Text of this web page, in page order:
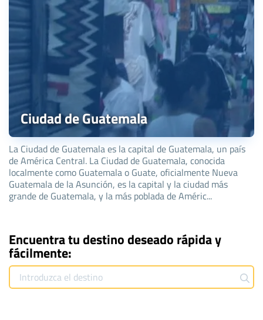
Ciudad de Guatemala
La Ciudad de Guatemala es la capital de Guatemala, un país
de América Central. La Ciudad de Guatemala, conocida
localmente como Guatemala o Guate, oficialmente Nueva
Guatemala de la Asunción, es la capital y la ciudad más
grande de Guatemala, y la más poblada de Améric...
Encuentra tu destino deseado rápida y
fácilmente: